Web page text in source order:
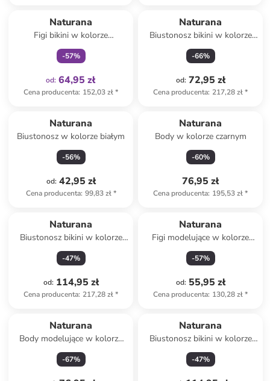
Naturana
Figi bikini w kolorze
niebiesko-różowym
-57%
od: 64,95 zł
Cena producenta: 152,03 zł*
Naturana
Biustonosz bikini w kolorze
niebiesko-różowym
-66%
od: 72,95 zł
Cena producenta: 217,28 zł*
Naturana
Biustonosz w kolorze białym
-56%
od: 42,95 zł
Cena producenta: 99,83 zł*
Naturana
Body w kolorze czarnym
-60%
76,95 zł
Cena producenta: 195,53 zł*
Naturana
Biustonosz bikini w kolorze
niebiesko-różowym
-47%
od: 114,95 zł
Cena producenta: 217,28 zł*
Naturana
Figi modelujące w kolorze
turkusowym
-57%
od: 55,95 zł
Cena producenta: 130,28 zł*
Naturana
Body modelujące w kolorze
białym
-67%
Naturana
Biustonosz bikini w kolorze
czarnym
-47%